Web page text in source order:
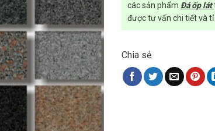
các sản phẩm Đá ốp lát
được tư vấn chi tiết và tỉ
Chia sẻ